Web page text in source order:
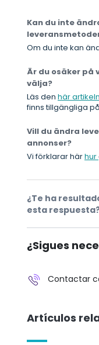
Kan du inte
Om du inte kan
Är du osäker på
välja?
Läs den här artikeln
finns tillgängliga
Vill du ändra
annonser?
Vi förklarar härhur
¿Te ha
esta
¿Sigues
Contactar
Artículos